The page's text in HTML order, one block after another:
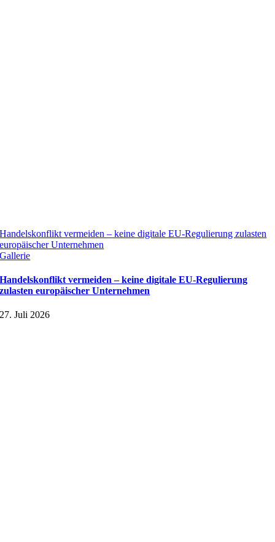
Handelskonflikt vermeiden – keine digitale EU-Regulierung zulasten
europäischer Unternehmen
Gallerie
Handelskonflikt vermeiden – keine digitale EU-Regulierung
zulasten europäischer Unternehmen
27. Juli 2026